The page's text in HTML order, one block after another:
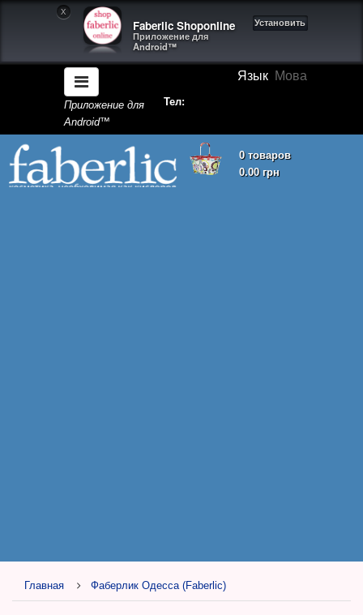
X
Faberlic Shoponline
Приложение для
Android™
Установить
Язык Мова
Приложение для
Android™
Тел:
0 товаров
0.00 грн
Корзина покупок пуста!
Главная Фаберлик Одесса (Faberlic)